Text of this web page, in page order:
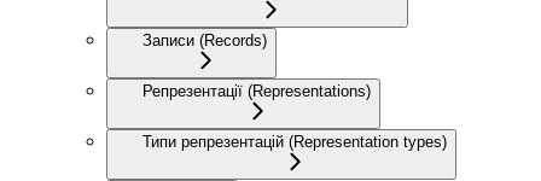
Записи (Records)
Репрезентації (Representations)
Типи репрезентацій (Representation types)